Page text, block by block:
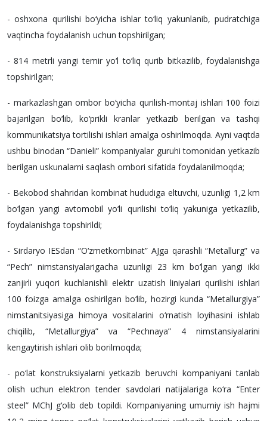
- oshxona qurilishi bo‘yicha ishlar to‘liq yakunlanib, pudratchiga
vaqtincha foydalanish uchun topshirilgan;
- 814 metrli yangi temir yo‘l to‘liq qurib bitkazilib, foydalanishga
topshirilgan;
- markazlashgan ombor bo‘yicha qurilish-montaj ishlari 100 foizi
bajarilgan bo‘lib, ko‘prikli kranlar yetkazib berilgan va tashqi
kommunikatsiya tortilishi ishlari amalga oshirilmoqda. Ayni vaqtda
ushbu binodan “Danieli” kompaniyalar guruhi tomonidan yetkazib
berilgan uskunalarni saqlash ombori sifatida foydalanilmoqda;
- Bekobod shahridan kombinat hududiga eltuvchi, uzunligi 1,2 km
bo‘lgan yangi avtomobil yo‘li qurilishi to‘liq yakuniga yetkazilib,
foydalanishga topshirildi;
- Sirdaryo IESdan “O‘zmetkombinat” AJga qarashli “Metallurg” va
“Pech” nimstansiyalarigacha uzunligi 23 km bo‘lgan yangi ikki
zanjirli yuqori kuchlanishli elektr uzatish liniyalari qurilishi ishlari
100 foizga amalga oshirilgan bo‘lib, hozirgi kunda “Metallurgiya”
nimstanitsiyasiga himoya vositalarini o‘rnatish loyihasini ishlab
chiqilib, “Metallurgiya” va “Pechnaya” 4 nimstansiyalarini
kengaytirish ishlari olib borilmoqda;
- po‘lat konstruksiyalarni yetkazib beruvchi kompaniyani tanlab
olish uchun elektron tender savdolari natijalariga ko‘ra “Enter
steel” MChJ g‘olib deb topildi. Kompaniyaning umumiy ish hajmi